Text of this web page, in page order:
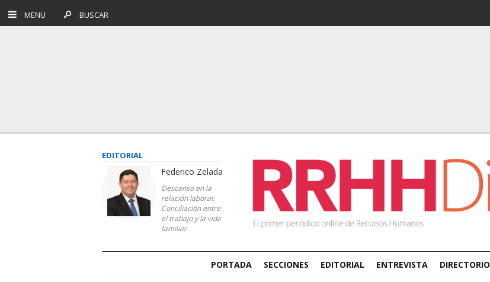
MENU BUSCAR
EDITORIAL
Federico Zelada
Descanso en la
relación laboral:
Conciliación entre
el trabajo y la vida
familiar
PORTADA SECCIONES EDITORIAL ENTREVISTA DIRECTORIO